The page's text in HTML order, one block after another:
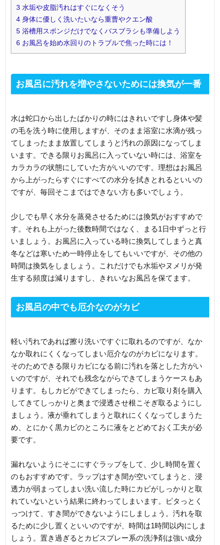
3 水垢や皮脂汚れはすぐになくそう
4 身体に優しく洗いたいなら重曹やクエン酸
5 浴槽用スポンジだけでなくバスブラシも準備しよう
6 お風呂を始め水回りのトラブルで焦った時には！
お風呂に汚れを増やさないためには換気が一番
水は蛇口から出したばかりの時にはきれいですし身体や髪
の毛を洗う時に使用しますが、そのまま浴室に水滴が残っ
てしまったまま放置してしまうと汚れの原因になってしま
います。できる限りお風呂に入っていない時には、浴室を
カラカラの状態にしていた方がいいのです。理想はお風呂
から上がったらすぐにすべての水分を拭きとれるといいの
ですが、毎回そこまではできない方も多いでしょう。
少しでも早く水分を蒸発させるためには換気がおすすめで
す。それも上がった後数時間ではなく、まる1日中ずっと行
いましょう。お風呂に入っている時に換気してしまうと真
冬などは寒いため一時停止をしてもいいですが、その他の
時間は換気をしましょう。これだけでも水垢やヌメリが発
生する頻度は減りますし、きれいなお風呂を保てます。
お風呂の中でも厄介なのがカビ
軽い汚れであれば擦り洗いですぐに取れるのですが、なか
なか取れにくくなってしまい厄介なのがカビになります。
そのためできる限りカビになる前に汚れを落とした方がい
いのですが、それでも残念ながらできてしまうケースもあ
ります。もしカビができてしまったら、カビ取り剤を購入
してきてしっかりと奥まで浸透させ根こそぎ取るようにし
ましょう。液が垂れてしまうと取れにくくなってしまうた
め、とにかく黒カビのところに液をとどめておく工夫が必
要です。
漏れないようにそこにすぐラップをして、少し時間を置く
のもおすすめです。ラップはすき間が空いてしまうと、浸
透力が弱まってしまい洗い流した時にカビがしっかりと取
れていないという結果に終わってしまいます。ピタっとく
っつけて、すき間ができないようにしましょう。汚れを取
るために少し置くといいのですが、時間は1時間以内にしま
しょう。置き過ぎるとカビスプレー系の洗浄剤は強い成分